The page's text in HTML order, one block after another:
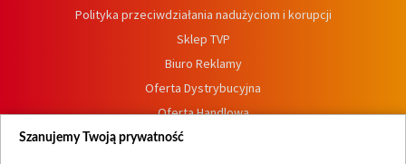
Polityka przeciwdziałania nadużyciom i korupcji
Sklep TVP
Biuro Reklamy
Oferta Dystrybucyjna
Oferta Handlowa
Dostępność
Szanujemy Twoją prywatność